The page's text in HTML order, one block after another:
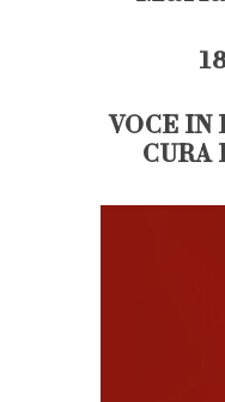
VOCE IN
CURA